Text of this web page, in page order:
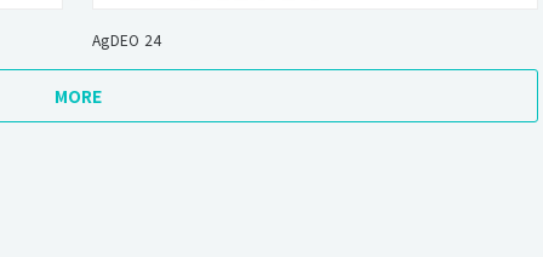
AgDEO 24
MORE